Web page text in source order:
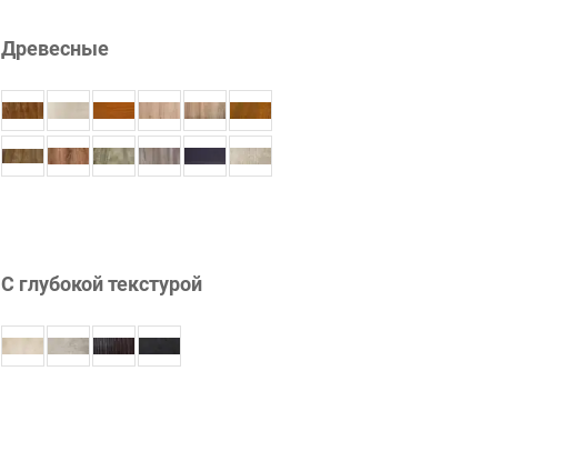
Древесные
С глубокой текстурой